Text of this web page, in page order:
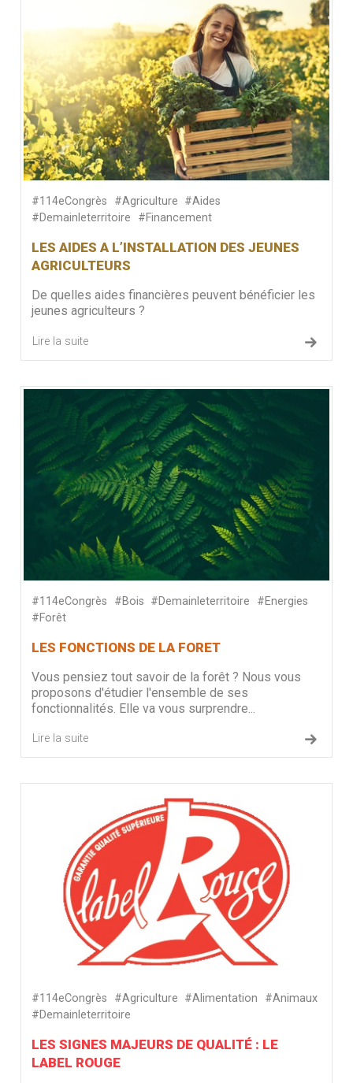
#114eCongrès #Agriculture #Aides
#Demainleterritoire
#Financement
LES AIDES A L’INSTALLATION DES JEUNES
AGRICULTEURS
De quelles aides financières peuvent bénéficier les
jeunes agriculteurs ?
Lire la suite
#114eCongrès #Bois #Demainleterritoire
#Energies
#Forêt
LES FONCTIONS DE LA FORET
Vous pensiez tout savoir de la forêt ? Nous vous
proposons d'étudier l'ensemble de ses
fonctionnalités. Elle va vous surprendre...
Lire la suite
#114eCongrès #Agriculture #Alimentation
#Animaux
#Demainleterritoire
LES SIGNES MAJEURS DE QUALITÉ : LE
LABEL ROUGE